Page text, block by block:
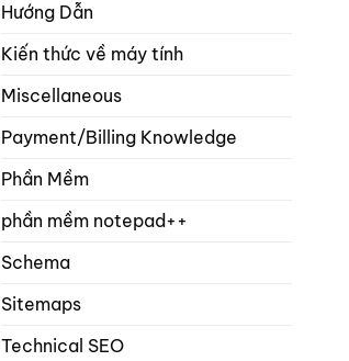
Hướng Dẫn
Kiến thức về máy tính
Miscellaneous
Payment/Billing Knowledge
Phần Mềm
phần mềm notepad++
Schema
Sitemaps
Technical SEO